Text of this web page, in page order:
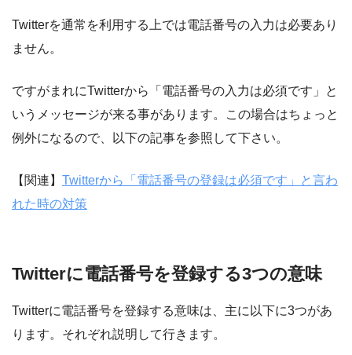
Twitterを通常を利用する上では電話番号の入力は必要あり
ません。
ですがまれにTwitterから「電話番号の入力は必須です」と
いうメッセージが来る事があります。この場合はちょっと
例外になるので、以下の記事を参照して下さい。
【関連】 Twitterから「電話番号の登録は必須です」と言わ
れた時の対策
Twitterに電話番号を登録する3つの意味
Twitterに電話番号を登録する意味は、主に以下に3つがあ
ります。それぞれ説明して行きます。